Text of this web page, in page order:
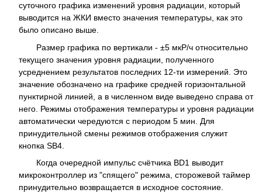
суточного графика изменений уровня радиации, который
выводится на ЖКИ вместо значения температуры, как это
было описано выше.
Размер графика по вертикали - ±5 мкР/ч относительно
текущего значения уровня радиации, полученного
усреднением результатов последних 12-ти измерений. Это
значение обозначено на графике средней горизонтальной
пунктирной линией, а в численном виде выведено справа от
него. Режимы отображения температуры и уровня радиации
автоматически чередуются с периодом 5 мин. Для
принудительной смены режимов отображения служит
кнопка SB4.
Когда очередной импульс счётчика BD1 выводит
микроконтроллер из "спящего" режима, сторожевой таймер
принудительно возвращается в исходное состояние.